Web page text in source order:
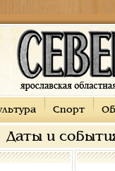
Спорт
Даты и